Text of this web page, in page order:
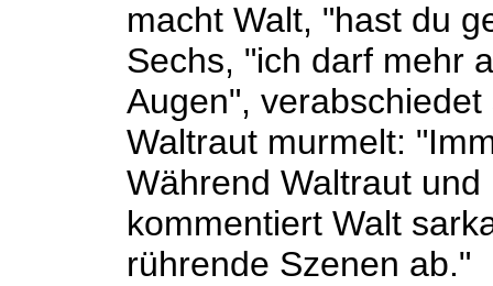
macht Walt, "hast du
Sechs, "ich darf mehr
Augen",
Waltraut murmelt:
Während Waltraut
kommentiert Walt
rührende Szenen ab."